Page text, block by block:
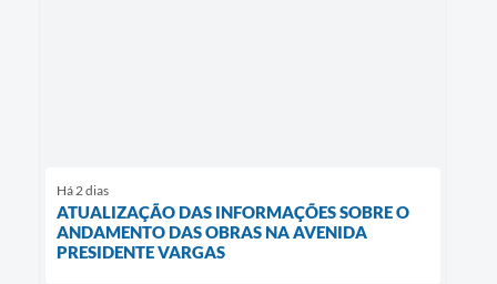
Há 2 dias
ATUALIZAÇÃO DAS INFORMAÇÕES SOBRE O
ANDAMENTO DAS OBRAS NA AVENIDA
PRESIDENTE VARGAS